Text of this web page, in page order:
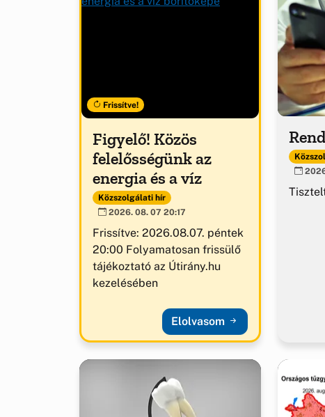
Frissítve!
Figyelő! Közös
felelősségünk az
energia és a víz
Közszolgálati hír
2026. 08. 07 20:17
Frissítve: 2026.08.07. péntek
20:00 Folyamatosan frissülő
tájékoztató az Útirány.hu
kezelésében
Elolvasom